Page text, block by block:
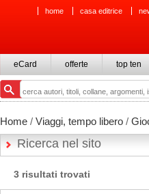
home casa editrice
eCard offerte top ten
Home / Viaggi, tempo libero /
Ricerca nel sito
3 risultati trovati